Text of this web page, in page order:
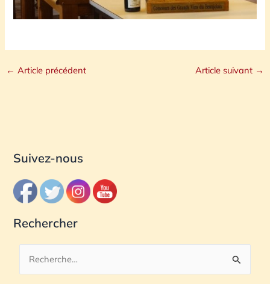
← Article précédent Article suivant →
Suivez-nous
Rechercher